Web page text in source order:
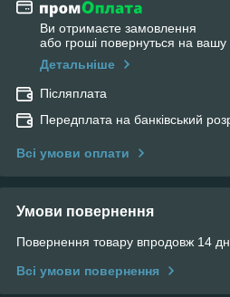
Ви отримаєте замовлення
або гроші повернуться на вашу
Детальніше
Післяплата
Передплата на банківський
Всі умови оплати
Умови повернення
Повернення товару впродовж 14
Всі умови повернення